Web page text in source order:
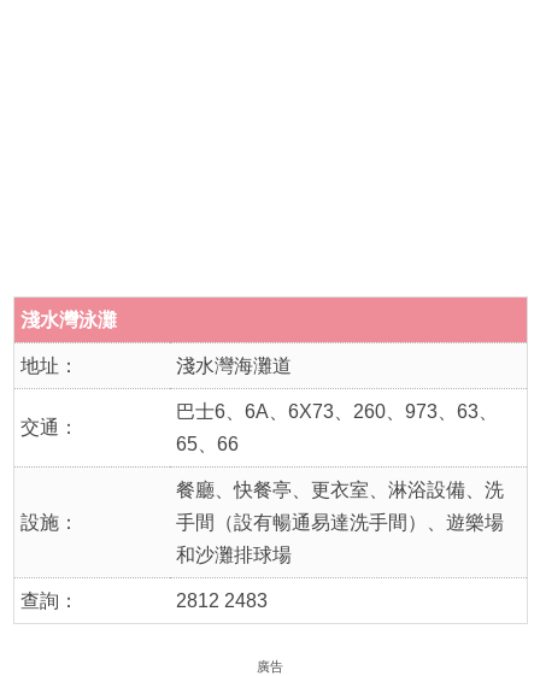
淺水灣泳灘
地址： 淺水灣海灘道
交通：
巴士6、6A、6X73、260、973、63、
65、66
設施：
餐廳、快餐亭、更衣室、淋浴設備、洗
手間（設有暢通易達洗手間）、遊樂場
和沙灘排球場
查詢： 2812 2483
廣告